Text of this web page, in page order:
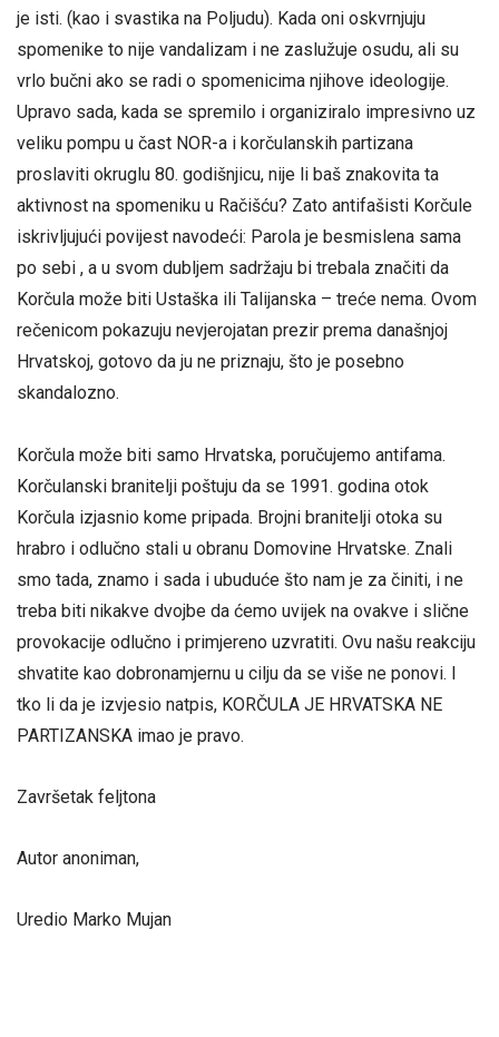
je isti. (kao i svastika na Poljudu). Kada oni oskvrnjuju
spomenike to nije vandalizam i ne zaslužuje osudu, ali su
vrlo bučni ako se radi o spomenicima njihove ideologije.
Upravo sada, kada se spremilo i organiziralo impresivno uz
veliku pompu u čast NOR-a i korčulanskih partizana
proslaviti okruglu 80. godišnjicu, nije li baš znakovita ta
aktivnost na spomeniku u Račišću? Zato antifašisti Korčule
iskrivljujući povijest navodeći: Parola je besmislena sama
po sebi , a u svom dubljem sadržaju bi trebala značiti da
Korčula može biti Ustaška ili Talijanska – treće nema. Ovom
rečenicom pokazuju nevjerojatan prezir prema današnjoj
Hrvatskoj, gotovo da ju ne priznaju, što je posebno
skandalozno.
Korčula može biti samo Hrvatska, poručujemo antifama.
Korčulanski branitelji poštuju da se 1991. godina otok
Korčula izjasnio kome pripada. Brojni branitelji otoka su
hrabro i odlučno stali u obranu Domovine Hrvatske. Znali
smo tada, znamo i sada i ubuduće što nam je za činiti, i ne
treba biti nikakve dvojbe da ćemo uvijek na ovakve i slične
provokacije odlučno i primjereno uzvratiti. Ovu našu reakciju
shvatite kao dobronamjernu u cilju da se više ne ponovi. I
tko li da je izvjesio natpis, KORČULA JE HRVATSKA NE
PARTIZANSKA imao je pravo.
Završetak feljtona
Autor anoniman,
Uredio Marko Mujan